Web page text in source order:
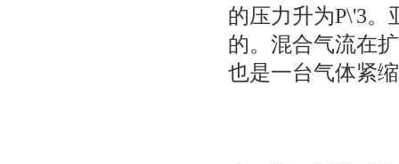
的压力升为P\'3
的。混合气流在
也是一台气体紧